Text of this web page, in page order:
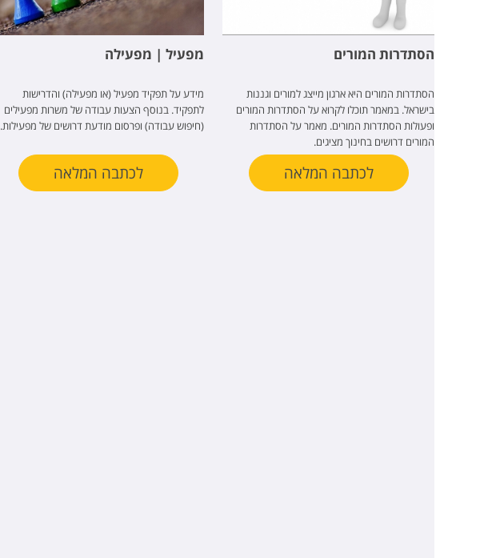
הסתדרות המורים
הסתדרות המורים היא ארגון מייצג למורים וגננות
בישראל. במאמר תוכלו לקרוא על הסתדרות המורים
ופעולות הסתדרות המורים. מאמר על הסתדרות
המורים דרושים בחינוך מציגים.
לכתבה המלאה
מפעיל | מפעילה
מידע על תפקיד מפעיל (או מפעילה) והדרישות
לתפקיד. בנוסף הצעות עבודה של משרות מפעילים
(חיפוש עבודה) ופרסום מודעת דרושים של מפעילות.
לכתבה המלאה